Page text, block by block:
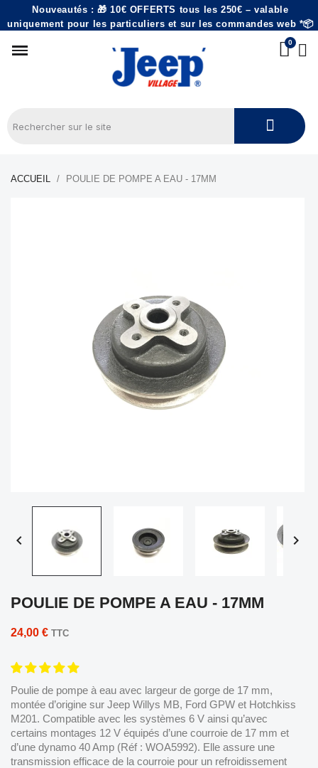
Nouveautés : 🎁 10€ OFFERTS tous les 250€ – valable
uniquement pour les particuliers et sur les commandes web *📦
ACCUEIL POULIE DE POMPE A EAU - 17MM
 
POULIE DE POMPE A EAU - 17MM
24,00 € TTC
Poulie de pompe à eau avec largeur de gorge de 17 mm,
montée d’origine sur Jeep Willys MB, Ford GPW et Hotchkiss
M201. Compatible avec les systèmes 6 V ainsi qu’avec
certains montages 12 V équipés d’une courroie de 17 mm et
d’une dynamo 40 Amp (Réf : WOA5992). Elle assure une
transmission efficace de la courroie pour un refroidissement